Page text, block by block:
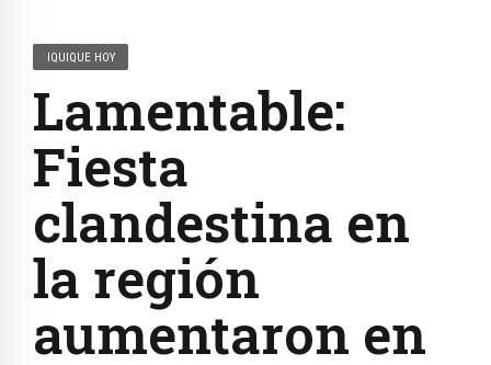
IQUIQUE HOY
Lamentable:
Fiesta
clandestina en
la región
aumentaron en